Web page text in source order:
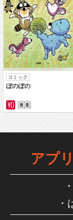
コミック
ぼのぼの
アプ